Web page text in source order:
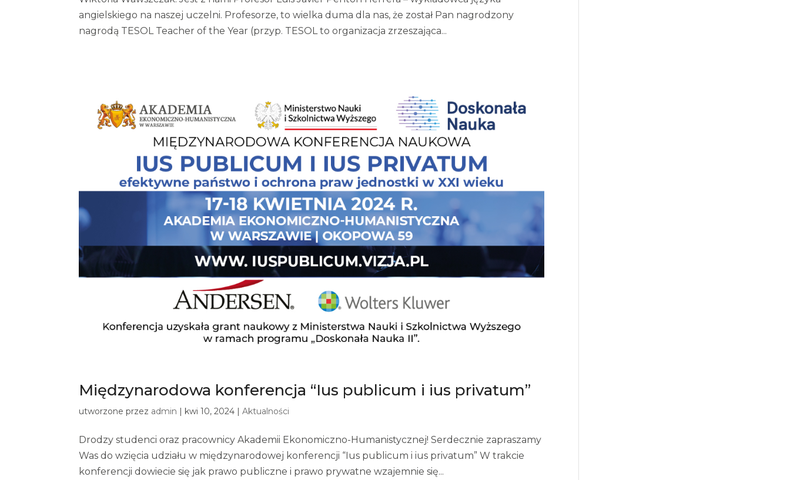
angielskiego na naszej uczelni. Profesorze, to wielka duma dla nas, że został Pan nagrodzony
nagrodą TESOL Teacher of the Year (przyp. TESOL to organizacja zrzeszająca...
Międzynarodowa konferencja “Ius publicum i ius privatum”
utworzone przez admin | kwi 10, 2024 |Aktualności
Drodzy studenci oraz pracownicy Akademii Ekonomiczno-Humanistycznej! Serdecznie zapraszamy
Was do wzięcia udziału w międzynarodowej konferencji “Ius publicum i ius privatum” W trakcie
konferencji dowiecie się jak prawo publiczne i prawo prywatne wzajemnie się...